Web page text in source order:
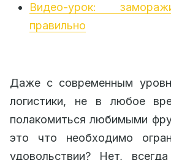
Видео-урок:
правильно
Даже с современным
логистики, не в любое
полакомиться любимыми
это что необходимо
удовольствии? Нет,